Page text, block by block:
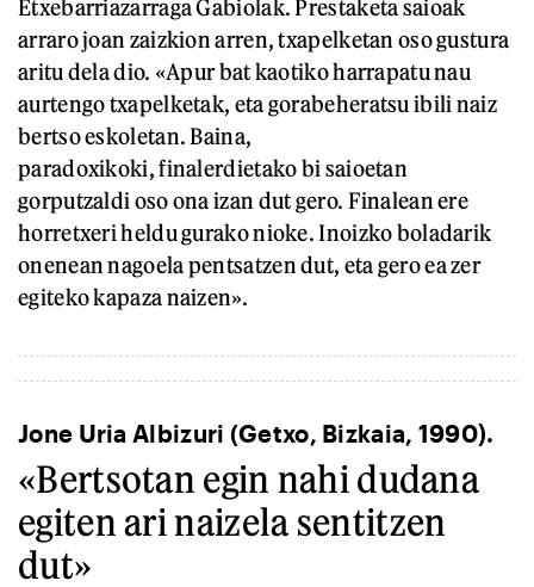
Etxebarriazarraga Gabiolak. Prestaketa saioak
arraro joan zaizkion arren, txapelketan oso gustura
aritu dela dio. «Apur bat kaotiko harrapatu nau
aurtengo txapelketak, eta gorabeheratsu ibili naiz
bertso eskoletan. Baina,
paradoxikoki, finalerdietako bi saioetan
gorputzaldi oso ona izan dut gero. Finalean ere
horretxeri heldu gurako nioke. Inoizko boladarik
onenean nagoela pentsatzen dut, eta gero ea zer
egiteko kapaza naizen».
Jone Uria Albizuri (Getxo, Bizkaia, 1990).
«Bertsotan egin nahi dudana
egiten ari naizela sentitzen
dut»